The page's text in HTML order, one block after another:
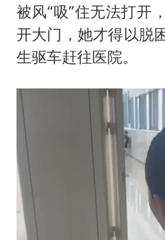
被风“吸”住无法打开
开大门，她才得以脱
生驱车赶往医院。